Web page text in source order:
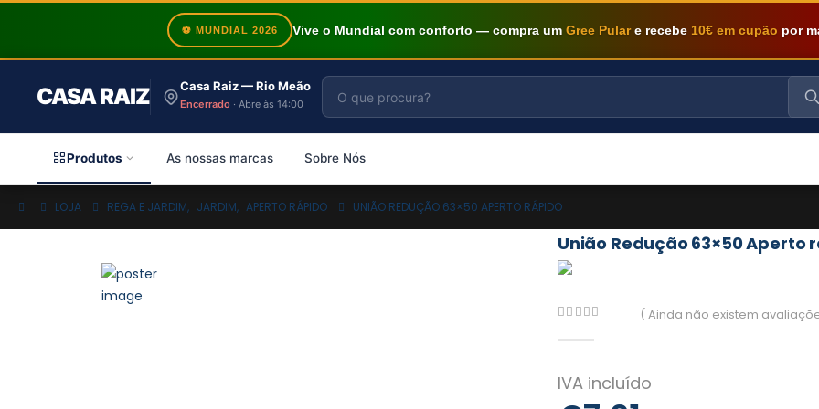
⚽ MUNDIAL 2026 Vive o Mundial com conforto — compra um Gree Pulare recebe 10€ em cupão por
CASA RAIZ Casa Raiz — Rio Meão
Encerrado · Abre às 14:00
Produtos As nossas marcas Sobre Nós
LOJA REGA E JARDIM, JARDIM, APERTO RÁPIDO UNIÃO REDUÇÃO 63×50 APERTO RÁPIDO
União Redução 63×50 Aperto
( Ainda não existem